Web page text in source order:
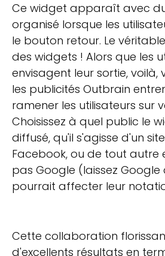
Ce widget apparaît avec
organisé lorsque les
le bouton retour. Le
des widgets ! Alors que les
envisagent leur sortie, voilà,
les publicités Outbrain
ramener les utilisateurs sur
Choisissez à quel public le
diffusé, qu'il s'agisse d'un
Facebook, ou de tout autre
pas Google (laissez
pourrait affecter leur
Cette collaboration
d'excellents résultats en